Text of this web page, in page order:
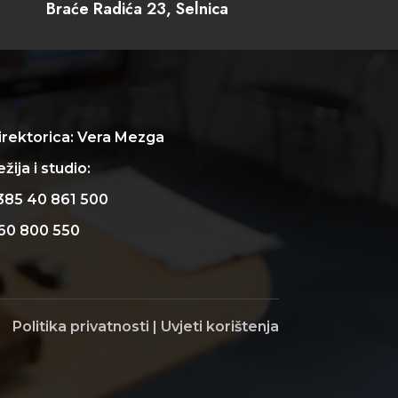
Braće Radića 23, Selnica
Vera Mezga
i studio:
40 861 500
800 550
Politika privatnosti | Uvjeti korištenja